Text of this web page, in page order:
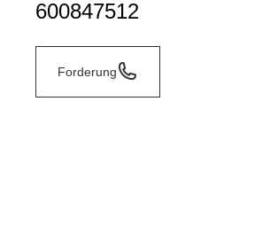
600847512
Forderung